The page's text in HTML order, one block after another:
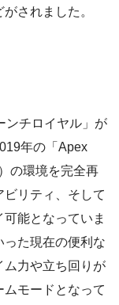
されました。
ンチロイヤル」が
年の「Apex
の環境を完全再
リティ、そして
能となっていま
た現在の便利な
ム力や立ち回りが
モードとなって